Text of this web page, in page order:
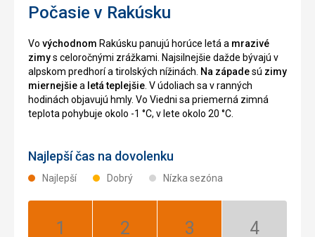
Počasie v Rakúsku
Vo východnom Rakúsku panujú horúce letá a mrazivé
zimys celoročnými zrážkami. Najsilnejšie dažde bývajú v
alpskom predhorí a tirolských nížinách. Na západesú zimy
miernejšiea letá teplejšie . V údoliach sa v ranných
hodinách objavujú hmly. Vo Viedni sa priemerná zimná
teplota pohybuje okolo -1 °C, v lete okolo 20 °C.
Najlepší čas na dovolenku
Najlepší Dobrý Nízka sezóna
Január:
Február:
Marec:
Apríl: